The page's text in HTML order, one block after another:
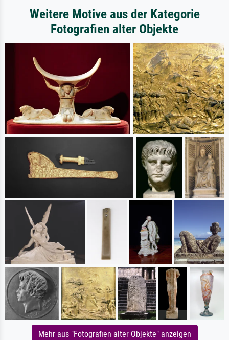
Weitere Motive aus der Kategorie
Fotografien alter Objekte
Mehr aus "Fotografien alter Objekte" anzeigen